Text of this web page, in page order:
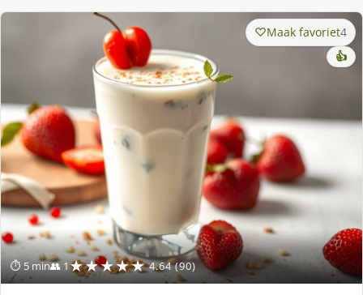
⏱ 5 min👥 1★★★★★ 4.64 (90)
Maak favoriet4
👍